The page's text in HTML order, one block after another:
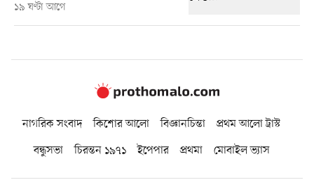
১৯ ঘণ্টা আগে
নাগরিক সংবাদ কিশোর আলো বিজ্ঞানচিন্তা
প্রথম আলো ট্রাস্ট
বন্ধুসভা
চিরন্তন ১৯৭১ ইপেপার প্রথমা মোবাইল ভ্যাস